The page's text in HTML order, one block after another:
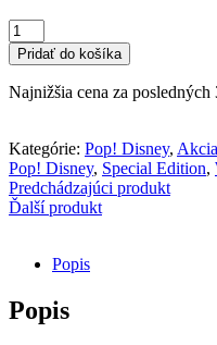
množstvo
Funko
POP!
Disney
Queen
(Special
Edition)
Pridať do košíka
Najnižšia cena za posledných
Kategórie: Pop! Disney, Akcia
Pop! Disney, Special Edition,
Predchádzajúci produkt
Ďalší produkt
Popis
Popis